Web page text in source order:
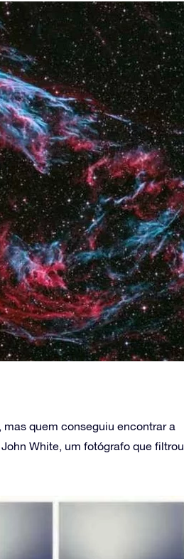
quem conseguiu encontrar a
White, um fotógrafo que filtrou